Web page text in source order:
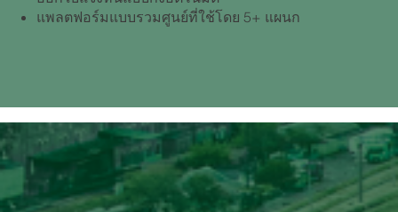
แพลตฟอร์มแบบรวมศูนย์ที่ใช้โดย 5+ แผนก